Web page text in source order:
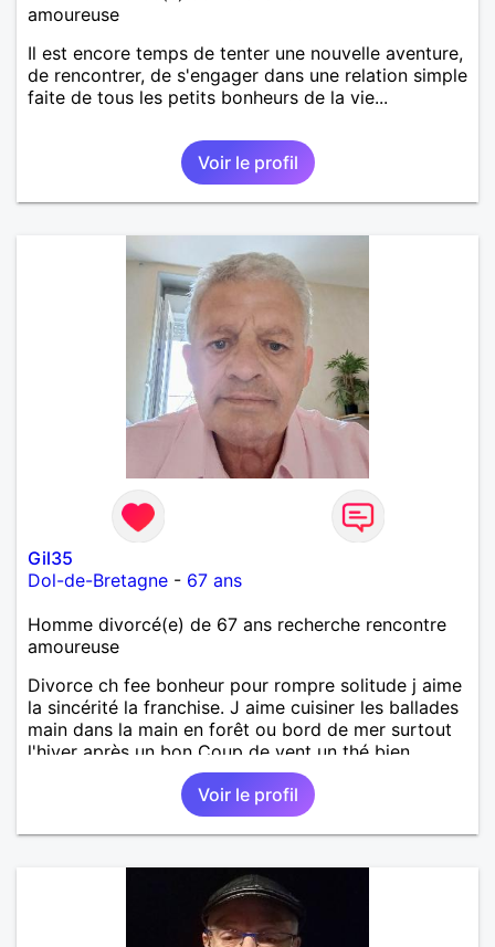
amoureuse
Il est encore temps de tenter une nouvelle aventure,
de rencontrer, de s'engager dans une relation simple
faite de tous les petits bonheurs de la vie...
Voir le profil
Gil35
Dol-de-Bretagne - 67 ans
Homme divorcé(e) de 67 ans recherche rencontre
amoureuse
Divorce ch fee bonheur pour rompre solitude j aime
la sincérité la franchise. J aime cuisiner les ballades
main dans la main en forêt ou bord de mer surtout
l'hiver après un bon Coup de vent un thé bien
chaud.pour le reste a découvrir
Voir le profil